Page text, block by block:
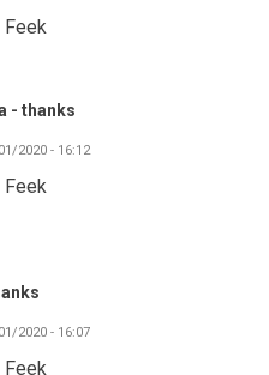
Feek
- thanks
2020 - 16:12
Feek
2020 - 16:07
Feek